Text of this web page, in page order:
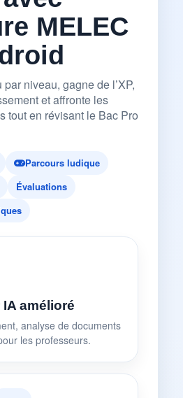
MELEC
niveau, gagne de l’XP,
et affronte les
tout en révisant le Bac Pro
Parcours ludique
Évaluations
amélioré
analyse de documents
les professeurs.